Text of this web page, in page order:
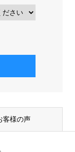
客様の声